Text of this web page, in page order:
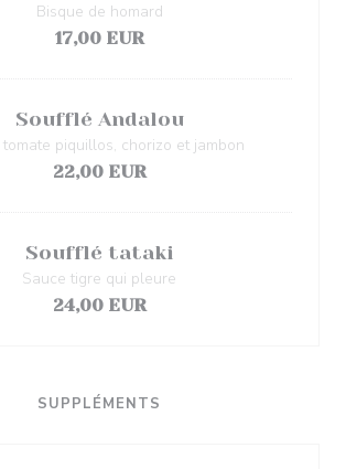
Bisque de homard
17,00 EUR
Soufflé Andalou
tomate piquillos, chorizo et jambon
22,00 EUR
Soufflé tataki
Sauce tigre qui pleure
24,00 EUR
SUPPLÉMENTS